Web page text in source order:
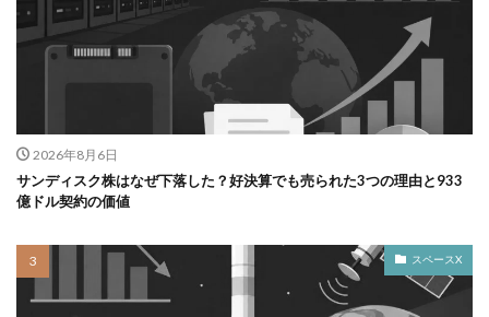
2026年8月6日
サンディスク株はなぜ下落した？好決算でも売られた3つの理由と933
億ドル契約の価値
スペースX